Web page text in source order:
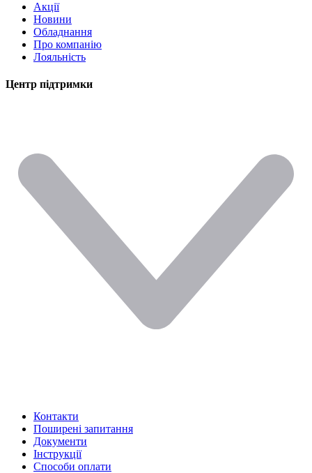
Акції
Новини
Обладнання
Про компанію
Лояльність
Центр підтримки
Контакти
Поширені запитання
Документи
Інструкції
Способи оплати